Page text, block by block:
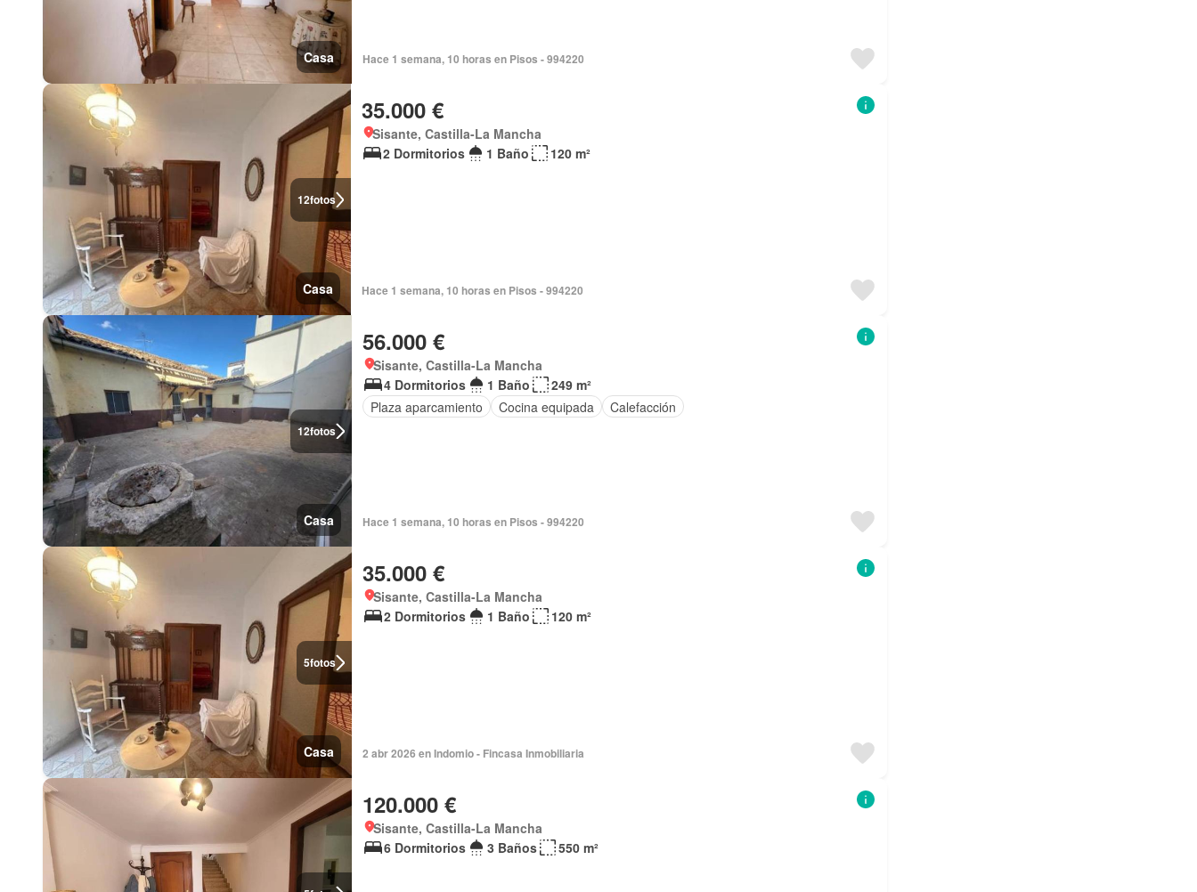
Casa Hace 1 semana, 10 horas en Pisos - 994220
12fotos
Casa
35.000 €
Sisante, Castilla-La Mancha
2 Dormitorios
1 Baño 120 m²
Hace 1 semana, 10 horas en Pisos - 994220
12fotos
Casa
56.000 €
Sisante, Castilla-La Mancha
4 Dormitorios
1 Baño
249 m²
Plaza aparcamiento
Cocina equipada Calefacción
Hace 1 semana, 10 horas en Pisos - 994220
5fotos
Casa
35.000 €
Sisante, Castilla-La Mancha
2 Dormitorios
1 Baño 120 m²
2 abr 2026 en Indomio - Fincasa Inmobiliaria
120.000 €
Sisante, Castilla-La Mancha
6 Dormitorios
3 Baños 550 m²